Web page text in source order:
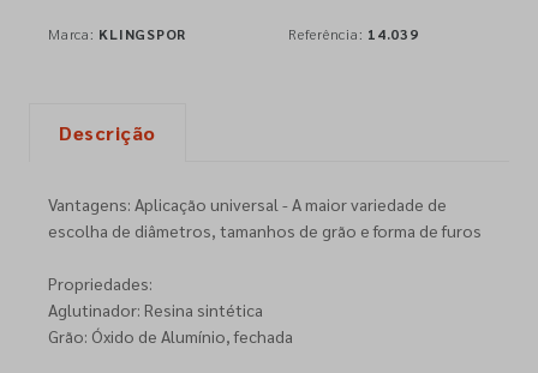
Marca: KLINGSPOR Referência: 14.039
Descrição
Vantagens: Aplicação universal - A maior variedade de
escolha de diâmetros, tamanhos de grão e forma de furos
Propriedades:
Aglutinador: Resina sintética
Grão: Óxido de Alumínio, fechada